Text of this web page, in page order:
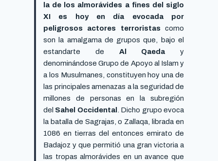
la de los almorávides a fines del siglo
XI es hoy en día evocada por
peligrosos actores terroristas como
son la amalgama de grupos que, bajo el
estandarte de Al Qaeda y
denominándose Grupo de Apoyo al Islam y
a los Musulmanes, constituyen hoy una de
las principales amenazas a la seguridad de
millones de personas en la subregión
del Sahel Occidental
. Dicho grupo evoca
la batalla de Sagrajas, o Zallaqa, librada en
1086 en tierras del entonces emirato de
Badajoz y que permitió una gran victoria a
las tropas almorávides en un avance que